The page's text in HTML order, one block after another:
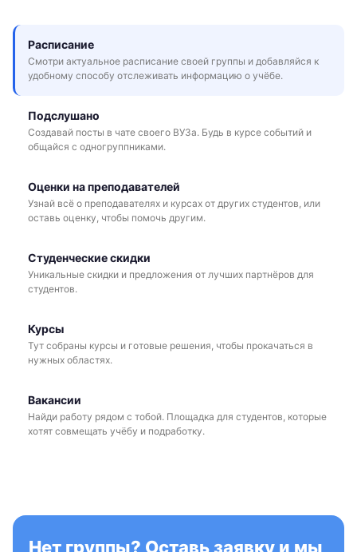
Расписание
Смотри актуальное расписание своей группы и добавляйся к
удобному способу отслеживать информацию о учёбе.
Подслушано
Создавай посты в чате своего ВУЗа. Будь в курсе событий и
общайся с одногруппниками.
Оценки на преподавателей
Узнай всё о преподавателях и курсах от других студентов, или
оставь оценку, чтобы помочь другим.
Студенческие скидки
Уникальные скидки и предложения от лучших партнёров для
студентов.
Курсы
Тут собраны курсы и готовые решения, чтобы прокачаться в
нужных областях.
Вакансии
Найди работу рядом с тобой. Площадка для студентов, которые
хотят совмещать учёбу и подработку.
Нет группы? Оставь заявку и мы